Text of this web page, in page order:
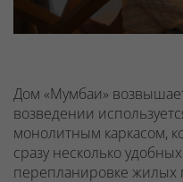
Дом «Мумбаи»
возведении
монолитным каркасом,
сразу несколько
перепланировке